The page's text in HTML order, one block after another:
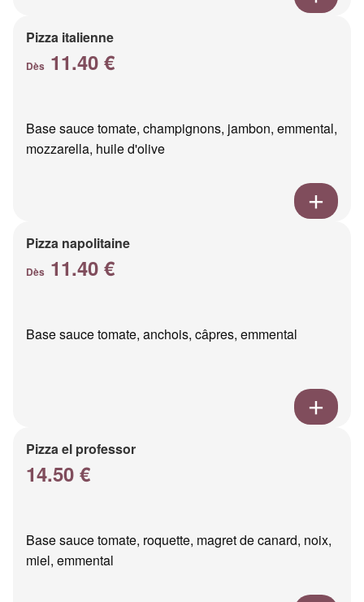
Pizza italienne
Dès 11.40 €
Base sauce tomate, champignons, jambon, emmental,
mozzarella, huile d'olive
Pizza napolitaine
Dès 11.40 €
Base sauce tomate, anchois, câpres, emmental
Pizza el professor
14.50 €
Base sauce tomate, roquette, magret de canard, noix,
miel, emmental